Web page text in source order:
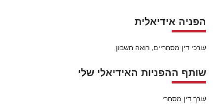
הפניה אידיאלית
עורכי דין מסחריים, רואה חשבון
שותף ההפניות האידיאלי שלי
עורך דין מסחרי